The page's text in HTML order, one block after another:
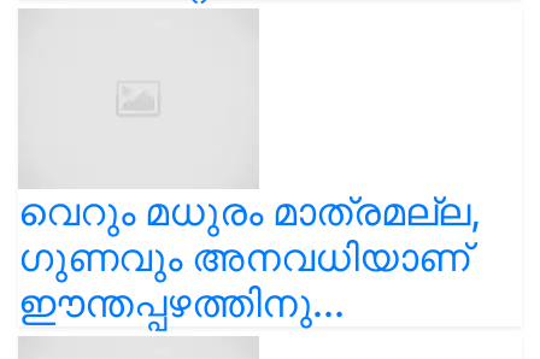
വെറും മധുരം മാത്രമല്ല,
ഗുണവും അനവധിയാണ്
ഈന്തപ്പഴത്തിനു...